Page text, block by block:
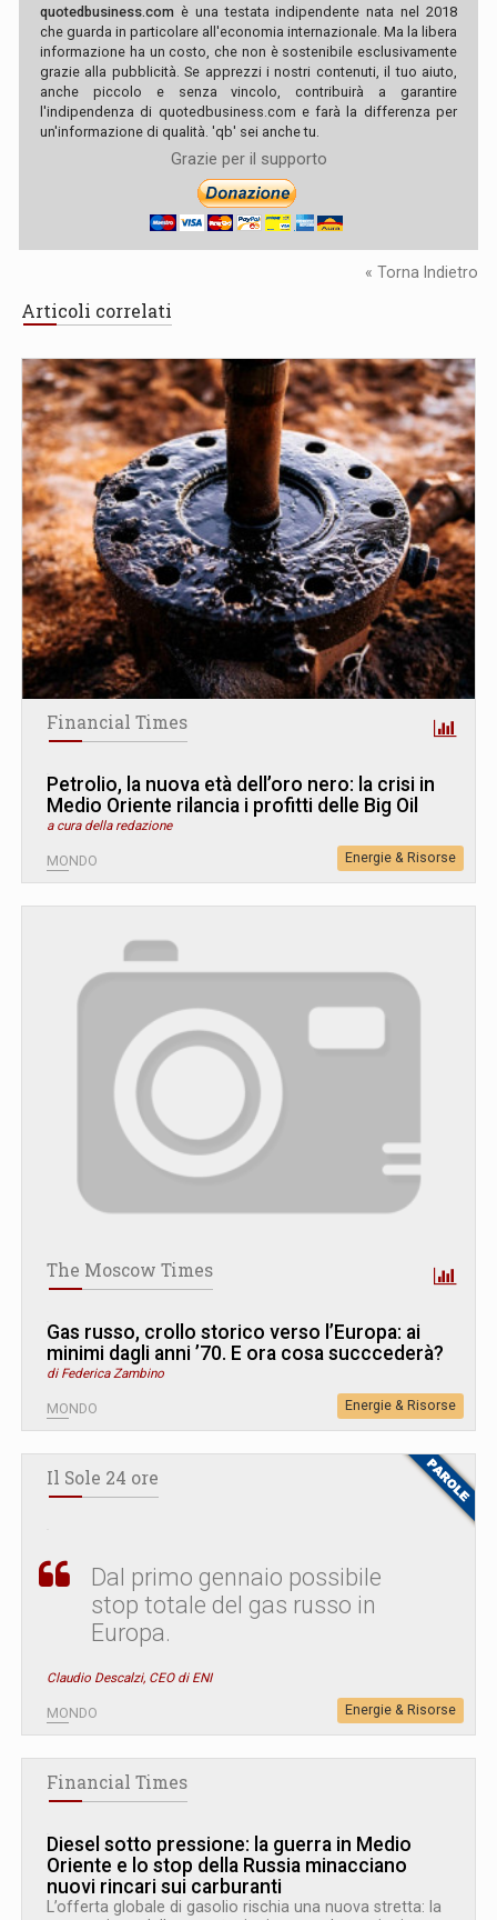
quotedbusiness.com è una testata indipendente nata nel 2018
che guarda in particolare all'economia internazionale. Ma la libera
informazione ha un costo, che non è sostenibile esclusivamente
grazie alla pubblicità. Se apprezzi i nostri contenuti, il tuo aiuto,
anche piccolo e senza vincolo, contribuirà a garantire
l'indipendenza di quotedbusiness.com e farà la differenza per
un'informazione di qualità. 'qb' sei anche tu.
Grazie per il supporto
« Torna Indietro
Articoli correlati
Financial Times
Petrolio, la nuova età dell’oro nero: la crisi in
Medio Oriente rilancia i profitti delle Big Oil
a cura della redazione
MONDO Energie & Risorse
The Moscow Times
Gas russo, crollo storico verso l’Europa: ai
minimi dagli anni ’70. E ora cosa succcederà?
di Federica Zambino
MONDO Energie & Risorse
Il Sole 24 ore
Dal primo gennaio possibile
stop totale del gas russo in
Europa.
Claudio Descalzi, CEO di ENI
MONDO Energie & Risorse
Financial Times
Diesel sotto pressione: la guerra in Medio
Oriente e lo stop della Russia minacciano
nuovi rincari sui carburanti
L’offerta globale di gasolio rischia una nuova stretta: la